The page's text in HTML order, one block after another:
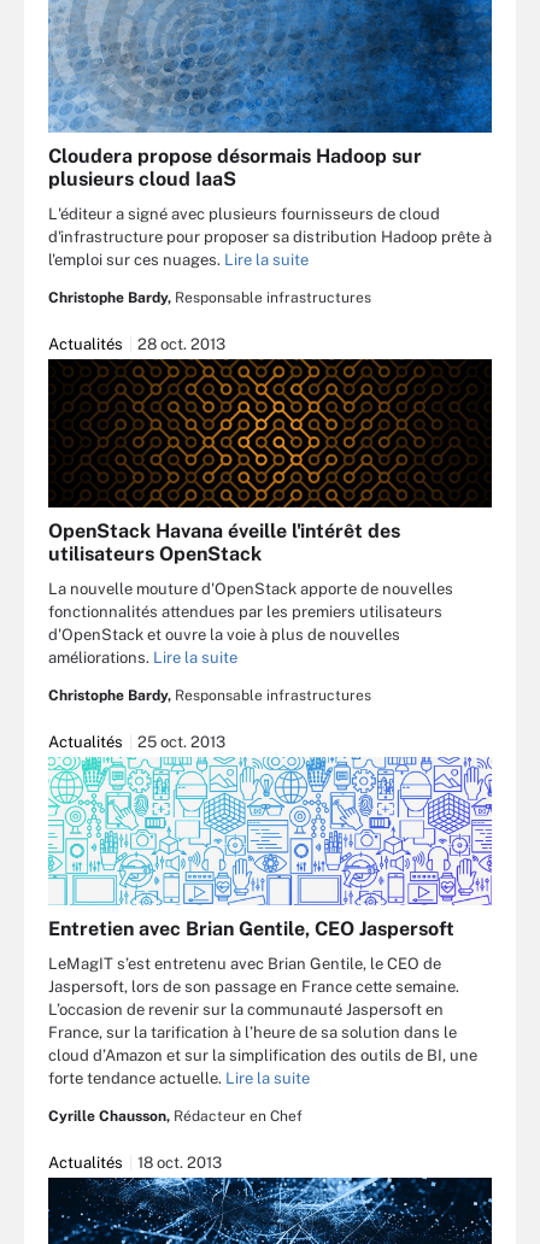
Cloudera propose désormais Hadoop sur
plusieurs cloud IaaS
L'éditeur a signé avec plusieurs fournisseurs de cloud
d'infrastructure pour proposer sa distribution Hadoop prête à
l'emploi sur ces nuages. Lire la suite
Christophe Bardy, Responsable infrastructures
Actualités 28 oct. 2013
OpenStack Havana éveille l'intérêt des
utilisateurs OpenStack
La nouvelle mouture d'OpenStack apporte de nouvelles
fonctionnalités attendues par les premiers utilisateurs
d'OpenStack et ouvre la voie à plus de nouvelles
améliorations. Lire la suite
Christophe Bardy, Responsable infrastructures
Actualités 25 oct. 2013
Entretien avec Brian Gentile, CEO Jaspersoft
LeMagIT s’est entretenu avec Brian Gentile, le CEO de
Jaspersoft, lors de son passage en France cette semaine.
L’occasion de revenir sur la communauté Jaspersoft en
France, sur la tarification à l’heure de sa solution dans le
cloud d’Amazon et sur la simplification des outils de BI, une
forte tendance actuelle. Lire la suite
Cyrille Chausson, Rédacteur en Chef
Actualités 18 oct. 2013